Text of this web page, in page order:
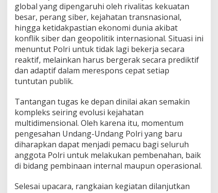
global yang dipengaruhi oleh rivalitas kekuatan
besar, perang siber, kejahatan transnasional,
hingga ketidakpastian ekonomi dunia akibat
konflik siber dan geopolitik internasional. Situasi ini
menuntut Polri untuk tidak lagi bekerja secara
reaktif, melainkan harus bergerak secara prediktif
dan adaptif dalam merespons cepat setiap
tuntutan publik.
⁠⁠⁠⁠⁠Tantangan tugas ke depan dinilai akan semakin
kompleks seiring evolusi kejahatan
multidimensional. Oleh karena itu, momentum
pengesahan Undang-Undang Polri yang baru
diharapkan dapat menjadi pemacu bagi seluruh
anggota Polri untuk melakukan pembenahan, baik
di bidang pembinaan internal maupun operasional.
Selesai upacara, rangkaian kegiatan dilanjutkan